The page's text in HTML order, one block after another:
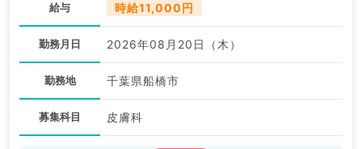
給与 時給11,000円
勤務月日 2026年08月20日（木）
勤務地 千葉県船橋市
募集科目 皮膚科